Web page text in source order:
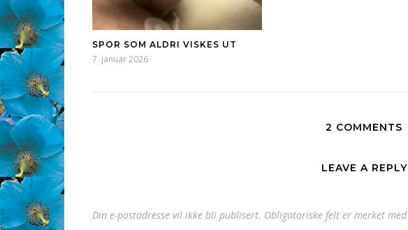
SPOR SOM ALDRI VISKES UT
7. januar 2026
2 COMMENTS
LEAVE A REPLY
Din e-postadresse vil ikke bli publisert. Obligatoriske felt er merket med